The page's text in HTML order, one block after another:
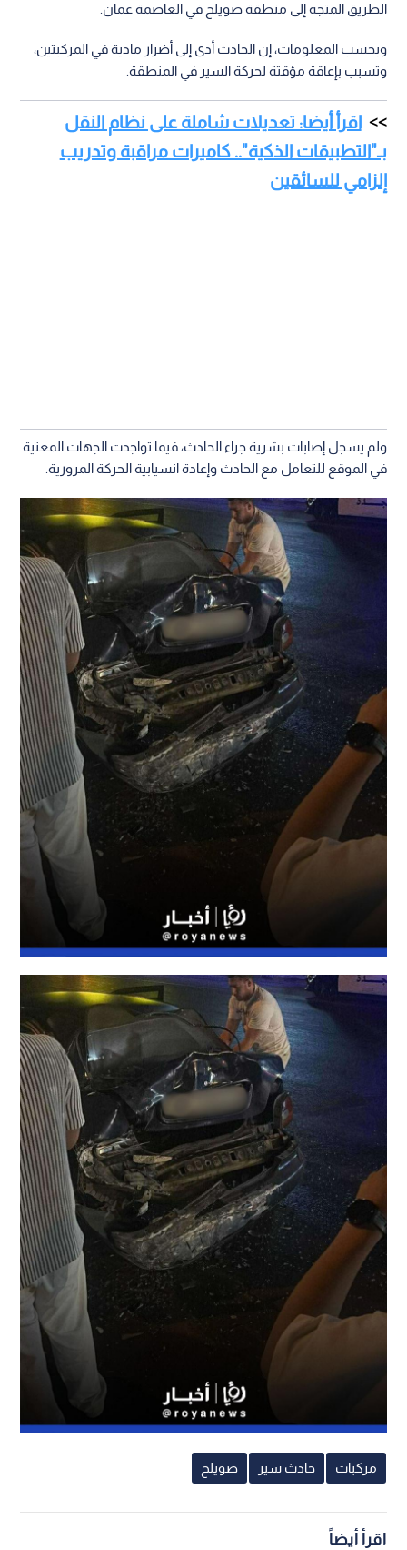
الطريق المتجه إلى منطقة صويلح في العاصمة عمان.
وبحسب المعلومات، إن الحادث أدى إلى أضرار مادية في المركبتين،
وتسبب بإعاقة مؤقتة لحركة السير في المنطقة.
اقرأ أيضا: تعديلات شاملة على نظام النقل
بـ"التطبيقات الذكية".. كاميرات مراقبة وتدريب
إلزامي للسائقين
ولم يسجل إصابات بشرية جراء الحادث، فيما تواجدت الجهات المعنية
في الموقع للتعامل مع الحادث وإعادة انسيابية الحركة المرورية.
مركبات حادث سير صويلح
اقرأ أيضاً